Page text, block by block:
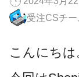
受注CSチー
こんにちは